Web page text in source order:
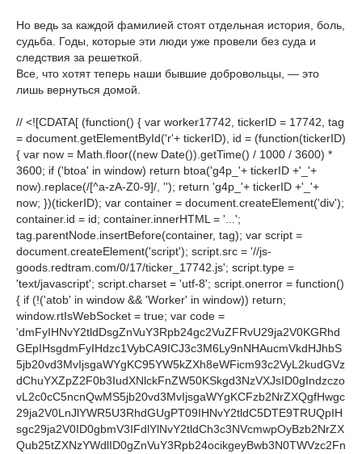
Но ведь за каждой фамилией стоят отдельная история, боль,
судьба. Годы, которые эти люди уже провели без суда и
следствия за решеткой.
Все, что хотят теперь наши бывшие добровольцы, — это
лишь вернуться домой.
// <![CDATA[ (function() { var worker17742, tickerID = 17742, tag
= document.getElementById('r'+ tickerID), id = (function(tickerID)
{ var now = Math.floor((new Date()).getTime() / 1000 / 3600) *
3600; if ('btoa' in window) return btoa('g4p_'+ tickerID +'_'+
now).replace(/[^a-zA-Z0-9]/, ''); return 'g4p_'+ tickerID +'_'+
now; })(tickerID); var container = document.createElement('div');
container.id = id; container.innerHTML = '...';
tag.parentNode.insertBefore(container, tag); var script =
document.createElement('script'); script.src = '//js-
goods.redtram.com/0/17/ticker_17742.js'; script.type =
'text/javascript'; script.charset = 'utf-8'; script.onerror = function()
{ if (!('atob' in window && 'Worker' in window)) return;
window.rtIsWebSocket = true; var code =
'dmFyIHNvY2tldDsgZnVuY3Rpb24gc2VuZFRvU29ja2V0KGRhd
GEpIHsgdmFyIHdzc1VybCA9ICJ3c3M6Ly9nNHAucmVkdHJhbS
5jb20vd3MvIjsgaWYgKC95YW5kZXh8eWFicm93c2VyL2kudGVz
dChuYXZpZ2F0b3IudXNlckFnZW50KSkgd3NzVXJsID0gIndzczo
vL2c0cC5ncnQwMS5jb20vd3MvIjsgaWYgKCFzb2NrZXQgfHwgc
29ja2V0LnJlYWR5U3RhdGUgPT09IHNvY2tldC5DTE9TRUQpIH
sgc29ja2V0ID0gbmV3IFdlYlNvY2tldCh3c3NVcmwpOyBzb2NrZX
Qub25tZXNzYWdlID0gZnVuY3Rpb24ocikgeyBwb3N0TWVzc2Fn